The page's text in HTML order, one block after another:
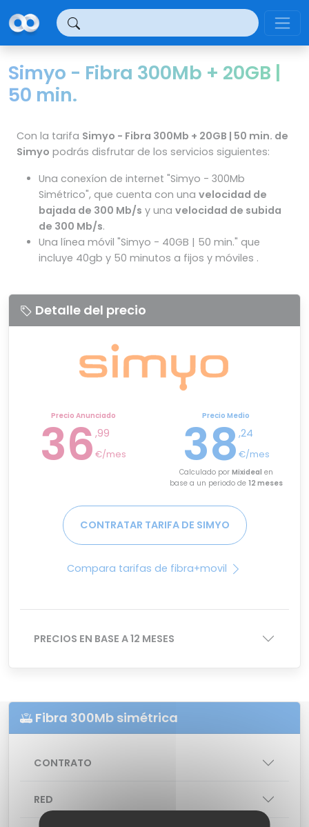
Simyo - Fibra 300Mb + 20GB |
50 min.
Con la tarifa Simyo - Fibra 300Mb + 20GB | 50 min. de
Simyo podrás disfrutar de los servicios siguientes:
Una conexíon de internet "Simyo - 300Mb
Simétrico", que cuenta con una velocidad de
bajada de 300 Mb/s y una velocidad de subida
de 300 Mb/s.
Una línea móvil "Simyo - 40GB | 50 min." que
incluye 40gb y 50 minutos a fijos y móviles .
Detalle del precio
Precio Anunciado
36 ,99
€/mes
Precio Medio
38 ,24
€/mes
Calculado por Mixideal en
base a un periodo de 12 meses
CONTRATAR TARIFA DE SIMYO
Compara tarifas de fibra+movil
PRECIOS EN BASE A 12 MESES
Fibra 300Mb simétrica
CONTRATO
RED
Panel de gestión de cookies